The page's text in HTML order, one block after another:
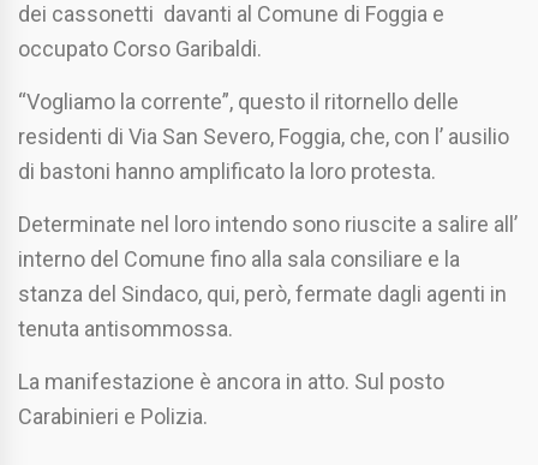
dei cassonetti davanti al Comune di Foggia e
occupato Corso Garibaldi.
“Vogliamo la corrente”, questo il ritornello delle
residenti di Via San Severo, Foggia, che, con l’ ausilio
di bastoni hanno amplificato la loro protesta.
Determinate nel loro intendo sono riuscite a salire all’
interno del Comune fino alla sala consiliare e la
stanza del Sindaco, qui, però, fermate dagli agenti in
tenuta antisommossa.
La manifestazione è ancora in atto. Sul posto
Carabinieri e Polizia.